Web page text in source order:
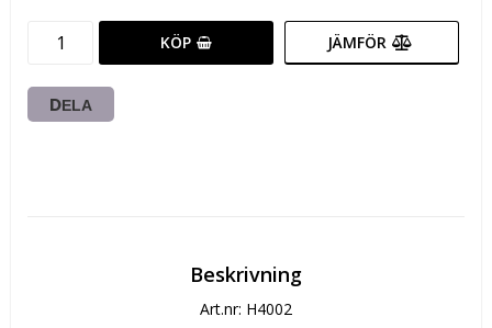
KÖP JÄMFÖR
DELA
Beskrivning
Art.nr: H4002